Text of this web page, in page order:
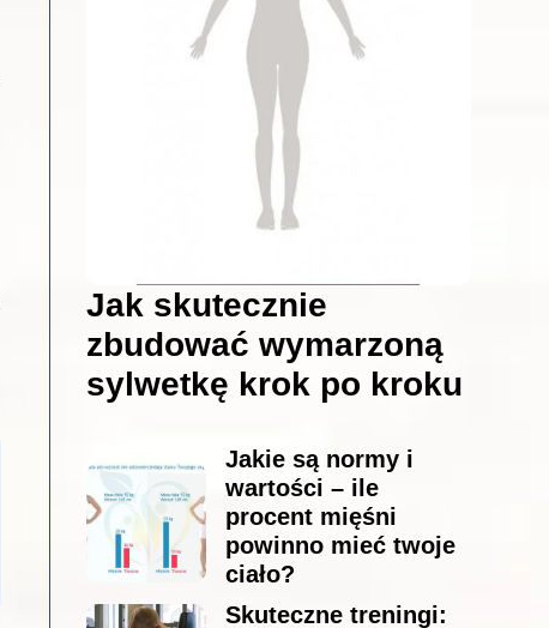
Jak skutecznie
zbudować wymarzoną
sylwetkę krok po kroku
Jakie są normy i
wartości – ile
procent mięśni
powinno mieć twoje
ciało?
Skuteczne treningi: